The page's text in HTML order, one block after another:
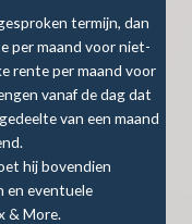
termijn, dan
per maand voor niet-
rente per maand voor
vanaf de dag dat
van een maand
hij bovendien
en eventuele
& More.